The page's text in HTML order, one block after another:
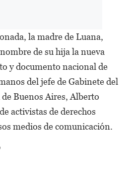
la madre de Luana,
de su hija la nueva
y documento nacional de
del jefe de Gabinete del
Buenos Aires, Alberto
activistas de derechos
medios de comunicación.